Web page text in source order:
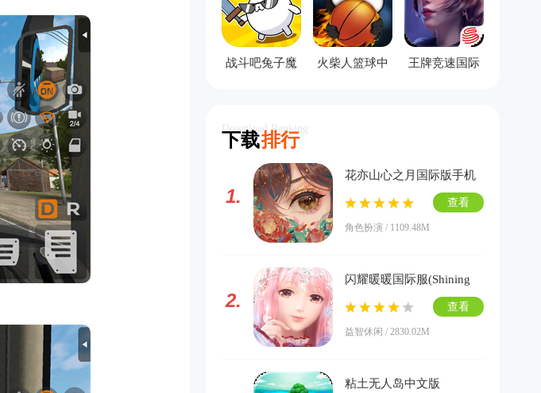
战斗吧兔子魔
火柴人篮球中
王牌竞速国际
下载排行
Download Ranking
1.
花亦山心之月国际版手机
版下载
角色扮演 / 1109.48M
查看
2.
闪耀暖暖国际服(Shining
Nikki)下载
益智休闲 / 2830.02M
查看
粘土无人岛中文版